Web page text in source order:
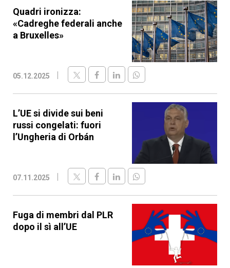
Quadri ironizza:
«Cadreghe federali anche
a Bruxelles»
05.12.2025
L’UE si divide sui beni
russi congelati: fuori
l’Ungheria di Orbán
07.11.2025
Fuga di membri dal PLR
dopo il sì all’UE